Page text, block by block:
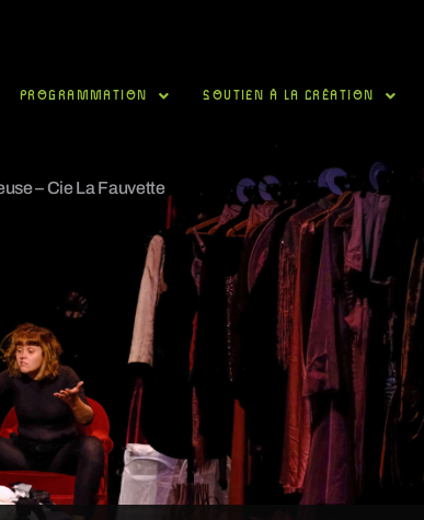
PROGRAMMATION SOUTIEN À LA CRÉATION
– Cie La Fauvette